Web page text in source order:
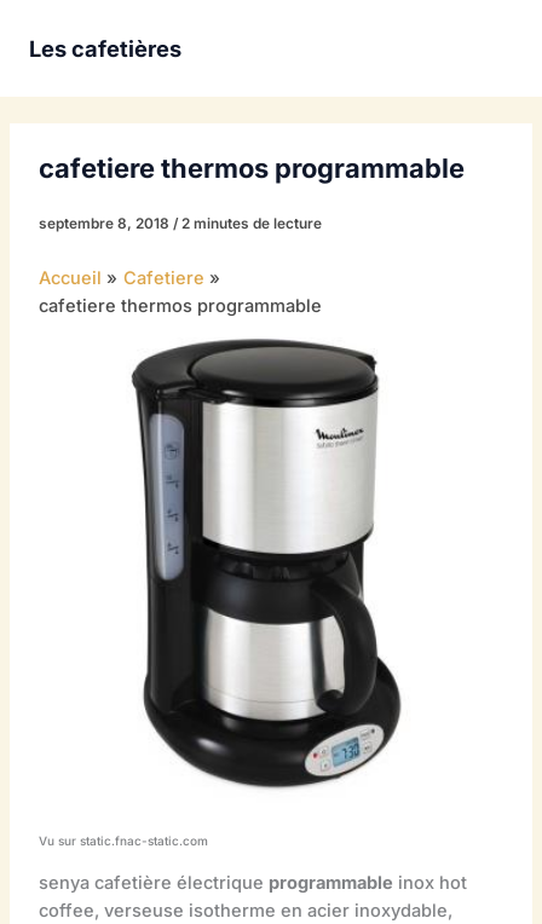
Les cafetières
cafetiere thermos programmable
septembre 8, 2018 /2 minutes de lecture
Accueil
Cafetiere
cafetiere thermos programmable
Vu sur static.fnac-static.com
senya cafetière électrique programmable inox hot
coffee, verseuse isotherme en acier inoxydable,